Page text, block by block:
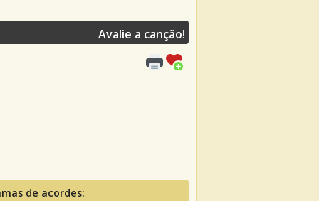
Avalie a canção!
de acordes: